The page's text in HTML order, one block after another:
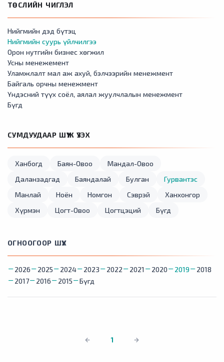
ТӨСЛИЙН ЧИГЛЭЛ
Нийгмийн дэд бүтэц
Нийгмийн суурь үйлчилгээ
Орон нутгийн бизнес хөгжил
Усны менежемент
Уламжлалт мал аж ахуй, бэлчээрийн менежмент
Байгаль орчны менежмент
Үндэсний түүх соёл, аялал жуулчлалын менежмент
Бүгд
СУМДУУДААР ШҮҮЖ ҮЗЭХ
Ханбогд Баян-Овоо
Мандал-Овоо
Даланзадгад
Баяндалай Булган
Гурвантэс
Манлай
Ноён Номгон Сэврэй
Ханхонгор
Хүрмэн
Цогт-Овоо Цогтцэций Бүгд
ОГНООГООР ШҮҮХ
2026 2025 2024 2023 2022 2021 2020 2019
2018
2017
2016 2015 Бүгд
1